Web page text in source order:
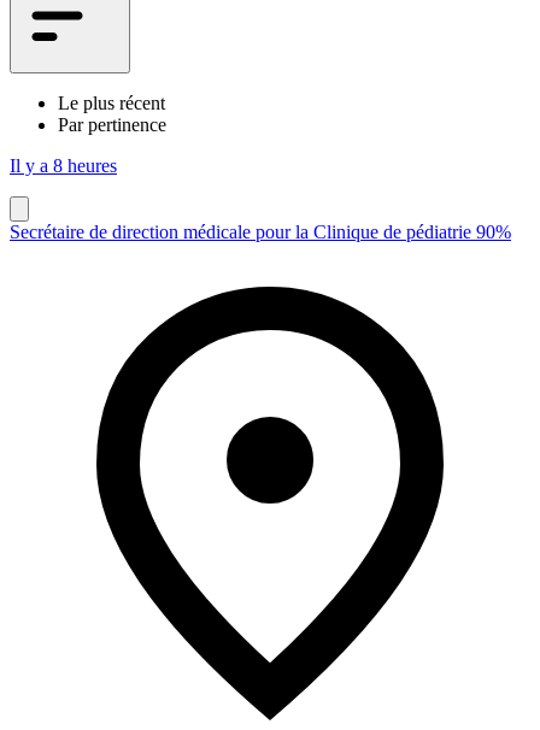
Le plus récent
Par pertinence
Il y a 8 heures
Secrétaire de direction médicale pour la Clinique de pédiatrie 90%